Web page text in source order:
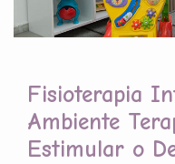
Fisioterapia
Ambiente
Estimular o